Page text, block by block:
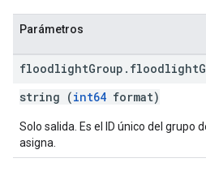
Parámetros
floodlightGroup . floodlight
string (int64 format)
Solo salida. Es el ID único del grupo
asigna.